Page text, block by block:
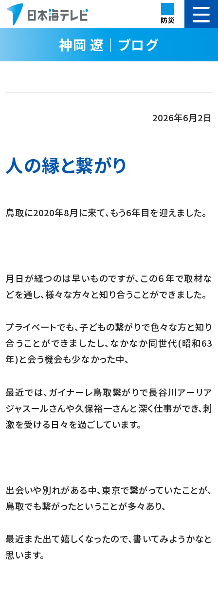
防災
神岡 遼｜ブログ
2026年6月2日
人の縁と繋がり
鳥取に2020年8月に来て、もう6年目を迎えました。
月日が経つのは早いものですが、この６年で取材な
どを通し、様々な方々と知り合うことができました。
プライベートでも、子どもの繋がりで色々な方と知り
合うことができましたし、なかなか同世代(昭和63
年)と会う機会も少なかった中、
最近では、ガイナーレ鳥取繋がりで長谷川アーリア
ジャスールさんや久保裕一さんと深く仕事ができ、刺
激を受ける日々を過ごしています。
出会いや別れがある中、東京で繋がっていたことが、
鳥取でも繋がったということが多々あり、
最近また出て嬉しくなったので、書いてみようかなと
思います。